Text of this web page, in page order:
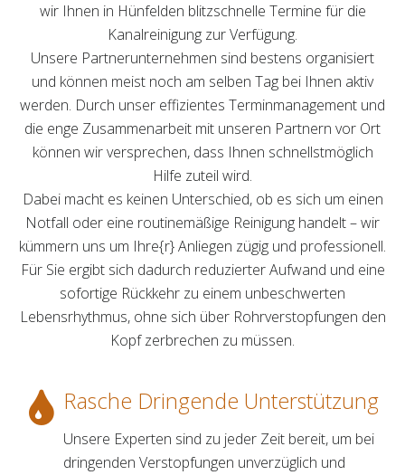
wir Ihnen in Hünfelden blitzschnelle Termine für die
Kanalreinigung zur Verfügung.
Unsere Partnerunternehmen sind bestens organisiert
und können meist noch am selben Tag bei Ihnen aktiv
werden. Durch unser effizientes Terminmanagement und
die enge Zusammenarbeit mit unseren Partnern vor Ort
können wir versprechen, dass Ihnen schnellstmöglich
Hilfe zuteil wird.
Dabei macht es keinen Unterschied, ob es sich um einen
Notfall oder eine routinemäßige Reinigung handelt – wir
kümmern uns um Ihre{r} Anliegen zügig und professionell.
Für Sie ergibt sich dadurch reduzierter Aufwand und eine
sofortige Rückkehr zu einem unbeschwerten
Lebensrhythmus, ohne sich über Rohrverstopfungen den
Kopf zerbrechen zu müssen.
Rasche Dringende Unterstützung
Unsere Experten sind zu jeder Zeit bereit, um bei
dringenden Verstopfungen unverzüglich und